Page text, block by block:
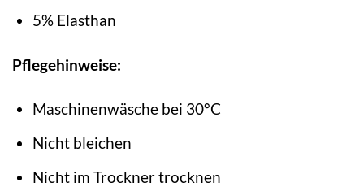
5% Elasthan
Pflegehinweise:
Maschinenwäsche bei 30°C
Nicht bleichen
Nicht im Trockner trocknen